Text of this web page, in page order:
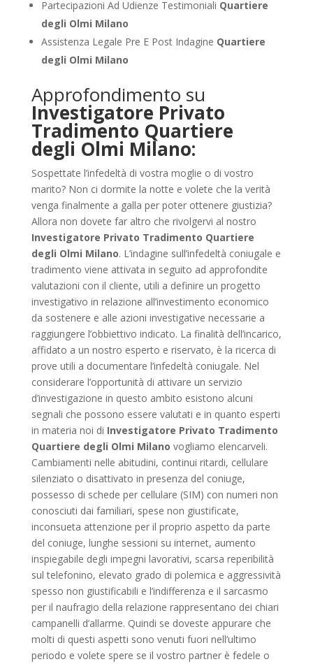
Partecipazioni Ad Udienze Testimoniali Quartiere
degli Olmi Milano
Assistenza Legale Pre E Post Indagine Quartiere
degli Olmi Milano
Approfondimento su
Investigatore Privato
Tradimento Quartiere
degli Olmi Milano:
Sospettate l’infedeltà di vostra moglie o di vostro
marito? Non ci dormite la notte e volete che la verità
venga finalmente a galla per poter ottenere giustizia?
Allora non dovete far altro che rivolgervi al nostro
Investigatore Privato Tradimento Quartiere
degli Olmi Milano. L’indagine sull’infedeltà coniugale e
tradimento viene attivata in seguito ad approfondite
valutazioni con il cliente, utili a definire un progetto
investigativo in relazione all’investimento economico
da sostenere e alle azioni investigative necessarie a
raggiungere l’obbiettivo indicato. La finalità dell’incarico,
affidato a un nostro esperto e riservato, è la ricerca di
prove utili a documentare l’infedeltà coniugale. Nel
considerare l’opportunità di attivare un servizio
d’investigazione in questo ambito esistono alcuni
segnali che possono essere valutati e in quanto esperti
in materia noi di Investigatore Privato Tradimento
Quartiere degli Olmi Milano vogliamo elencarveli.
Cambiamenti nelle abitudini, continui ritardi, cellulare
silenziato o disattivato in presenza del coniuge,
possesso di schede per cellulare (SIM) con numeri non
conosciuti dai familiari, spese non giustificate,
inconsueta attenzione per il proprio aspetto da parte
del coniuge, lunghe sessioni su internet, aumento
inspiegabile degli impegni lavorativi, scarsa reperibilità
sul telefonino, elevato grado di polemica e aggressività
spesso non giustificabili e l’indifferenza e il sarcasmo
per il naufragio della relazione rappresentano dei chiari
campanelli d’allarme. Quindi se doveste appurare che
molti di questi aspetti sono venuti fuori nell’ultimo
periodo e volete spere se il vostro partner è fedele o